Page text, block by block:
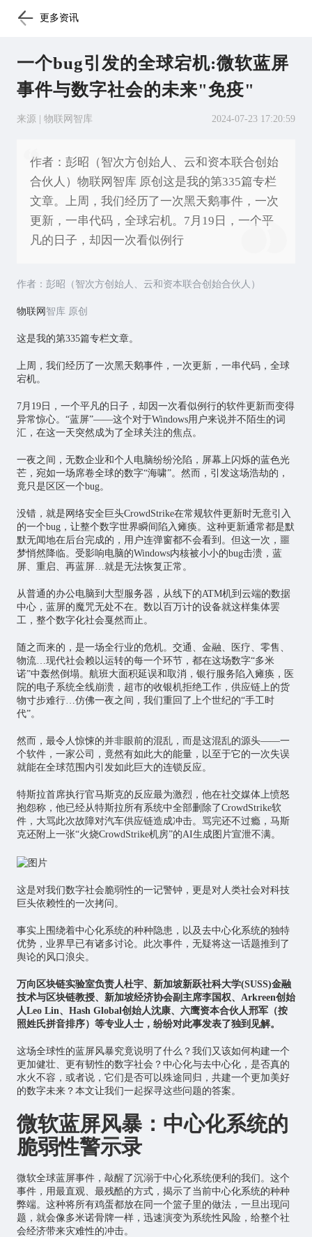
更多资讯
一个bug引发的全球宕机:微软蓝屏
事件与数字社会的未来"免疫"
来源 | 物联网智库 2024-07-23 17:20:59
作者：彭昭（智次方创始人、云和资本联合创始
合伙人）物联网智库 原创这是我的第335篇专栏
文章。上周，我们经历了一次黑天鹅事件，一次
更新，一串代码，全球宕机。7月19日，一个平
凡的日子，却因一次看似例行
作者：彭昭（智次方创始人、云和资本联合创始合伙人）
物联网 智库 原创
这是我的第335篇专栏文章。
上周，我们经历了一次黑天鹅事件，一次更新，一串代码，全球
宕机。
7月19日，一个平凡的日子，却因一次看似例行的软件更新而变得
异常惊心。“蓝屏”——这个对于Windows用户来说并不陌生的词
汇，在这一天突然成为了全球关注的焦点。
一夜之间，无数企业和个人电脑纷纷沦陷，屏幕上闪烁的蓝色光
芒，宛如一场席卷全球的数字“海啸”。然而，引发这场浩劫的，
竟只是区区一个bug。
没错，就是网络安全巨头CrowdStrike在常规软件更新时无意引入
的一个bug，让整个数字世界瞬间陷入瘫痪。这种更新通常都是默
默无闻地在后台完成的，用户连弹窗都不会看到。但这一次，噩
梦悄然降临。受影响电脑的Windows内核被小小的bug击溃，蓝
屏、重启、再蓝屏…就是无法恢复正常。
从普通的办公电脑到大型服务器，从线下的ATM机到云端的数据
中心，蓝屏的魔咒无处不在。数以百万计的设备就这样集体罢
工，整个数字化社会戛然而止。
随之而来的，是一场全行业的危机。交通、金融、医疗、零售、
物流…现代社会赖以运转的每一个环节，都在这场数字“多米
诺”中轰然倒塌。航班大面积延误和取消，银行服务陷入瘫痪，医
院的电子系统全线崩溃，超市的收银机拒绝工作，供应链上的货
物寸步难行…仿佛一夜之间，我们重回了上个世纪的“手工时
代”。
然而，最令人惊悚的并非眼前的混乱，而是这混乱的源头——一
个软件，一家公司，竟然有如此大的能量，以至于它的一次失误
就能在全球范围内引发如此巨大的连锁反应。
特斯拉首席执行官马斯克的反应最为激烈，他在社交媒体上愤怒
抱怨称，他已经从特斯拉所有系统中全部删除了CrowdStrike软
件，大骂此次故障对汽车供应链造成冲击。骂完还不过瘾，马斯
克还附上一张“火烧CrowdStrike机房”的AI生成图片宣泄不满。
这是对我们数字社会脆弱性的一记警钟，更是对人类社会对科技
巨头依赖性的一次拷问。
事实上围绕着中心化系统的种种隐患，以及去中心化系统的独特
优势，业界早已有诸多讨论。此次事件，无疑将这一话题推到了
舆论的风口浪尖。
万向区块链实验室负责人杜宇、新加坡新跃社科大学(SUSS)金融
技术与区块链教授、新加坡经济协会副主席李国权、Arkreen创始
人Leo Lin、Hash Global创始人沈康、六鹰资本合伙人邢军（按
照姓氏拼音排序）等专业人士，纷纷对此事发表了独到见解。
这场全球性的蓝屏风暴究竟说明了什么？我们又该如何构建一个
更加健壮、更有韧性的数字社会？中心化与去中心化，是否真的
水火不容，或者说，它们是否可以殊途同归，共建一个更加美好
的数字未来？本文让我们一起探寻这些问题的答案。
微软蓝屏风暴：中心化系统的
脆弱性警示录
微软全球蓝屏事件，敲醒了沉溺于中心化系统便利的我们。这个
事件，用最直观、最残酷的方式，揭示了当前中心化系统的种种
弊端。这种将所有鸡蛋都放在同一个篮子里的做法，一旦出现问
题，就会像多米诺骨牌一样，迅速演变为系统性风险，给整个社
会经济带来灾难性的冲击。